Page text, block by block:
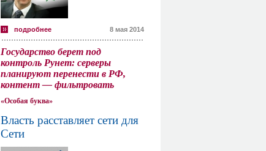
подробнее 8 мая 2014
Государство берет под
контроль Рунет: серверы
планируют перенести в РФ,
контент — фильтровать
«Особая буква»
Власть расставляет сети для
Сети